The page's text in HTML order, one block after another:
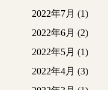
2022年7月 (1)
2022年6月 (2)
2022年5月 (1)
2022年4月 (3)